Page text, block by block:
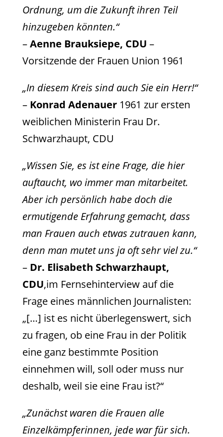
Ordnung, um die Zukunft ihren Teil
hinzugeben könnten.“
–Aenne Brauksiepe, CDU –
Vorsitzende der Frauen Union 1961
„In diesem Kreis sind auch Sie ein Herr!“
– Konrad Adenauer 1961 zur ersten
weiblichen Ministerin Frau Dr.
Schwarzhaupt, CDU
„Wissen Sie, es ist eine Frage, die hier
auftaucht, wo immer man mitarbeitet.
Aber ich persönlich habe doch die
ermutigende Erfahrung gemacht, dass
man Frauen auch etwas zutrauen kann,
denn man mutet uns ja oft sehr viel zu.“
– Dr. Elisabeth Schwarzhaupt,
CDU,im Fernsehinterview auf die
Frage eines männlichen Journalisten:
„[…] ist es nicht überlegenswert, sich
zu fragen, ob eine Frau in der Politik
eine ganz bestimmte Position
einnehmen will, soll oder muss nur
deshalb, weil sie eine Frau ist?“
„Zunächst waren die Frauen alle
Einzelkämpferinnen, jede war für sich.